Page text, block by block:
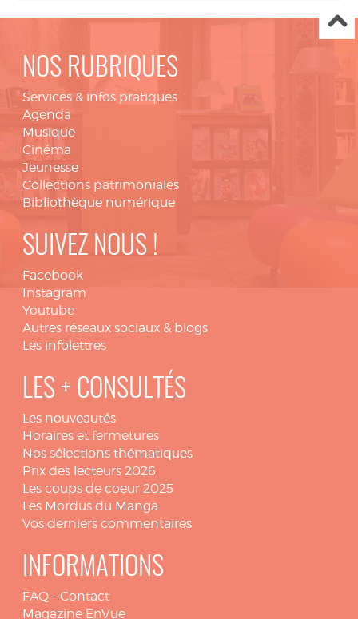
NOS RUBRIQUES
Services & infos pratiques
Agenda
Musique
Cinéma
Jeunesse
Collections patrimoniales
Bibliothèque numérique
SUIVEZ NOUS !
Facebook
Instagram
Youtube
Autres réseaux sociaux & blogs
Les infolettres
LES + CONSULTÉS
Les nouveautés
Horaires et fermetures
Nos sélections thématiques
Prix des lecteurs 2026
Les coups de coeur 2025
Les Mordus du Manga
Vos derniers commentaires
INFORMATIONS
FAQ - Contact
Magazine EnVue